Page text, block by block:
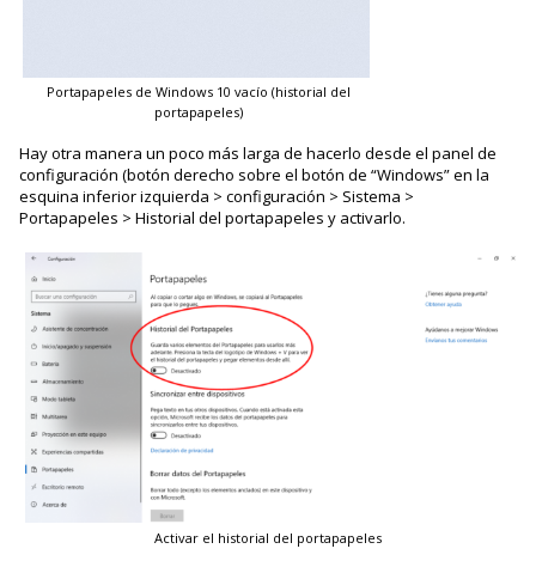
Portapapeles de Windows 10 vacío (historial del
portapapeles)
Hay otra manera un poco más larga de hacerlo desde el panel de
configuración (botón derecho sobre el botón de “Windows” en la
esquina inferior izquierda > configuración > Sistema >
Portapapeles > Historial del portapapeles y activarlo.
Activar el historial del portapapeles